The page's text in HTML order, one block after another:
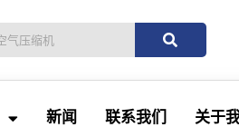
新闻 联系我们 关于